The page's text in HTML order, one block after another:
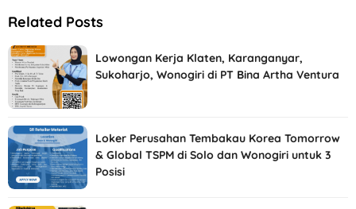
Related Posts
Lowongan Kerja Klaten, Karanganyar,
Sukoharjo, Wonogiri di PT Bina Artha Ventura
Loker Perusahan Tembakau Korea Tomorrow
& Global TSPM di Solo dan Wonogiri untuk 3
Posisi